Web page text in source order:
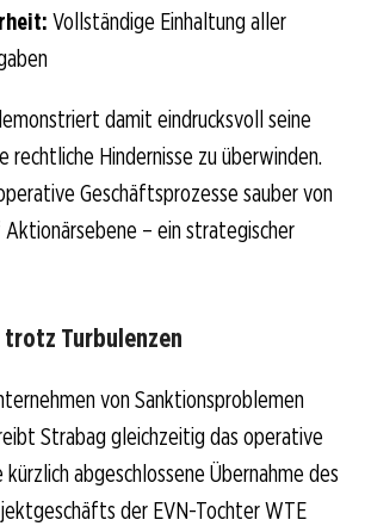
Vollständige Einhaltung aller
damit eindrucksvoll seine
rechtliche Hindernisse zu überwinden.
Geschäftsprozesse sauber von
– ein strategischer
Turbulenzen
von Sanktionsproblemen
Strabag gleichzeitig das operative
abgeschlossene Übernahme des
der EVN-Tochter WTE